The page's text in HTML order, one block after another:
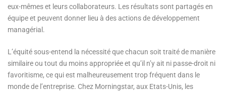
eux-mêmes et leurs collaborateurs. Les résultats sont partagés en
équipe et peuvent donner lieu à des actions de développement
managérial.
L’équité sous-entend la nécessité que chacun soit traité de manière
similaire ou tout du moins appropriée et qu’il n’y ait ni passe-droit ni
favoritisme, ce qui est malheureusement trop fréquent dans le
monde de l’entreprise. Chez Morningstar, aux Etats-Unis, les